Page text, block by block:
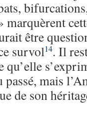
marquèrent
être
survol14. Il
qu’elle
mais
de son